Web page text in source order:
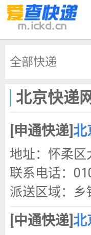
全部快递
北京快递
[申通快递]北
地址：怀柔区
联系电话：
派送区域：乡
[中通快递]北